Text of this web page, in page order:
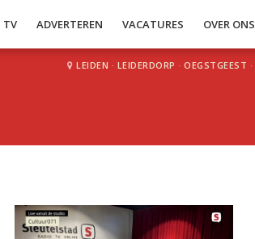
TV ADVERTEREN VACATURES OVER ONS
LEIDEN · LEIDERDORP · OEGSTGEEST ·